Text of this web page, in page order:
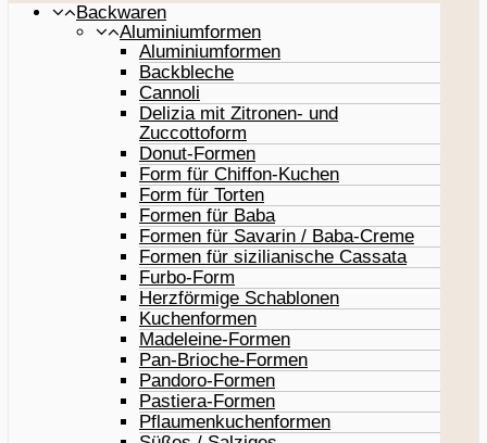
Backwaren
Aluminiumformen
Aluminiumformen
Backbleche
Cannoli
Delizia mit Zitronen- und
Zuccottoform
Donut-Formen
Form für Chiffon-Kuchen
Form für Torten
Formen für Baba
Formen für Savarin / Baba-Creme
Formen für sizilianische Cassata
Furbo-Form
Herzförmige Schablonen
Kuchenformen
Madeleine-Formen
Pan-Brioche-Formen
Pandoro-Formen
Pastiera-Formen
Pflaumenkuchenformen